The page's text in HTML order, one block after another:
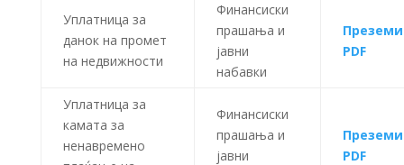
Уплатница за
данок на промет
на недвижности
Финансиски
прашања и
јавни
набавки
Преземи
PDF
Уплатница за
камата за
ненавремено
Финансиски
прашања и
јавни
Преземи
PDF